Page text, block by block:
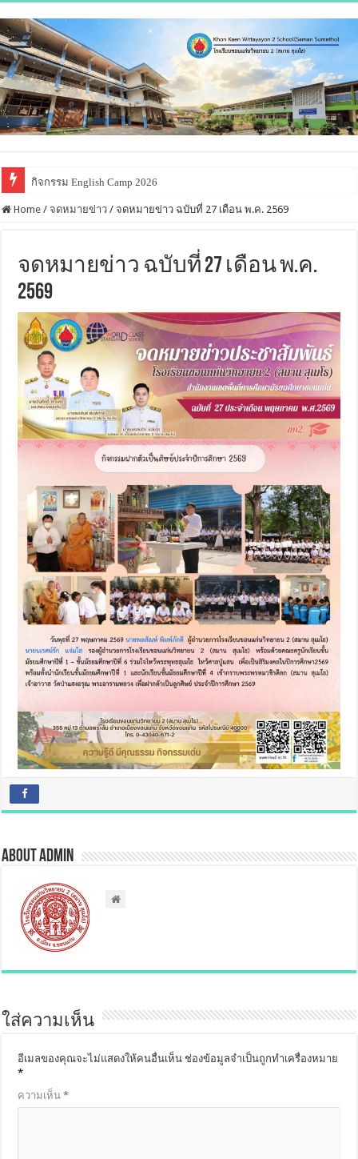
กิจกรรม English Camp 2026
Home / จดหมายข่าว / จดหมายข่าว ฉบับที่ 27 เดือน พ.ค. 2569
จดหมายข่าว ฉบับที่ 27 เดือน พ.ค.
2569
About admin
ใส่ความเห็น
อีเมลของคุณจะไม่แสดงให้คนอื่นเห็น ช่องข้อมูลจำเป็นถูกทำเครื่องหมาย
*
ความเห็น*